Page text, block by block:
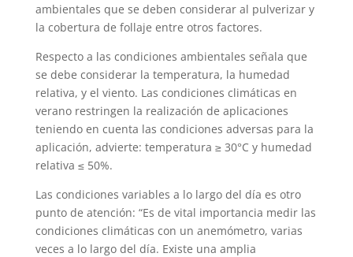
ambientales que se deben considerar al pulverizar y
la cobertura de follaje entre otros factores.
Respecto a las condiciones ambientales señala que
se debe considerar la temperatura, la humedad
relativa, y el viento. Las condiciones climáticas en
verano restringen la realización de aplicaciones
teniendo en cuenta las condiciones adversas para la
aplicación, advierte: temperatura ≥ 30°C y humedad
relativa ≤ 50%.
Las condiciones variables a lo largo del día es otro
punto de atención: “Es de vital importancia medir las
condiciones climáticas con un anemómetro, varias
veces a lo largo del día. Existe una amplia